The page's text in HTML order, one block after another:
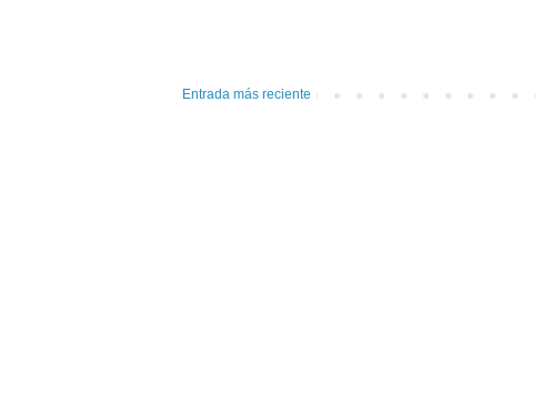
Entrada más reciente